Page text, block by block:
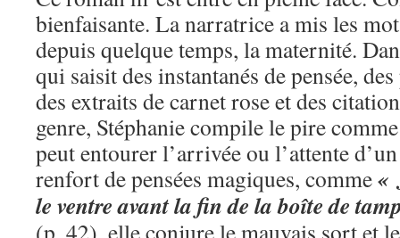
bienfaisante. La narratrice a mis les
depuis quelque temps, la maternité.
qui saisit des instantanés de pensée,
des extraits de carnet rose et des
genre, Stéphanie compile le pire
peut entourer l’arrivée ou l’attente
renfort de pensées magiques, comme«
le ventre avant la fin de la boîte de
(p. 42), elle conjure le mauvais sort et